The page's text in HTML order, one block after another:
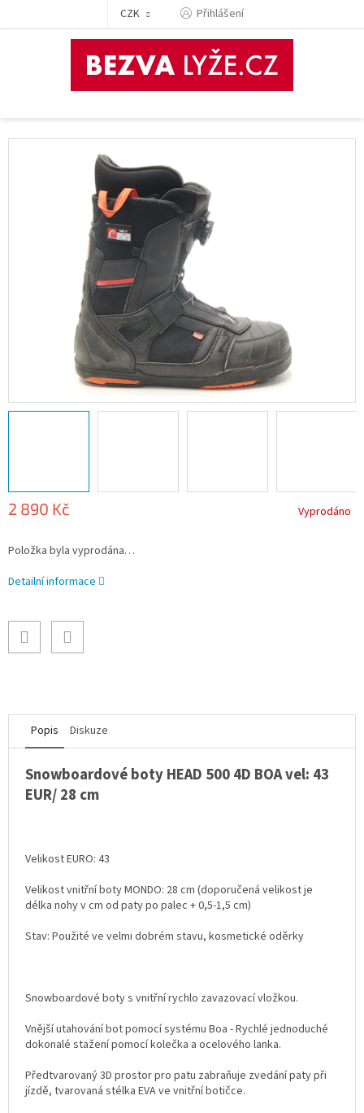
CZK Přihlášení
2 890 Kč
cena:
Vyprodáno
Položka byla vyprodána…
Detailní informace
Popis Diskuze
Snowboardové boty HEAD 500 4D BOA vel: 43
EUR/ 28 cm
Velikost EURO: 43
Velikost vnitřní boty MONDO: 28 cm (doporučená velikost je
délka nohy v cm od paty po palec + 0,5-1,5 cm)
Stav: Použité ve velmi dobrém stavu, kosmetické oděrky
Snowboardové boty s vnitřní rychlo zavazovací vložkou.
Vnější utahování bot pomocí systému Boa - Rychlé jednoduché
dokonalé stažení pomocí kolečka a ocelového lanka.
Předtvarovaný 3D prostor pro patu zabraňuje zvedání paty při
jízdě, tvarovaná stélka EVA ve vnitřní botičce.